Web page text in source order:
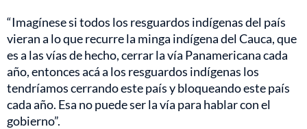
“Imagínese si todos los resguardos indígenas del país
vieran a lo que recurre la minga indígena del Cauca, que
es a las vías de hecho, cerrar la vía Panamericana cada
año, entonces acá a los resguardos indígenas los
tendríamos cerrando este país y bloqueando este país
cada año. Esa no puede ser la vía para hablar con el
gobierno”.